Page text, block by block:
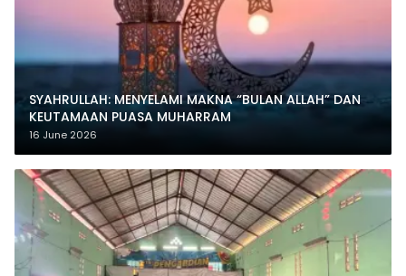
SYAHRULLAH: MENYELAMI MAKNA “BULAN ALLAH” DAN
KEUTAMAAN PUASA MUHARRAM
16 June 2026